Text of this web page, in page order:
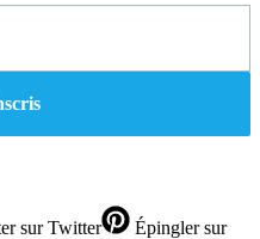
sur Twitter Épinglersur